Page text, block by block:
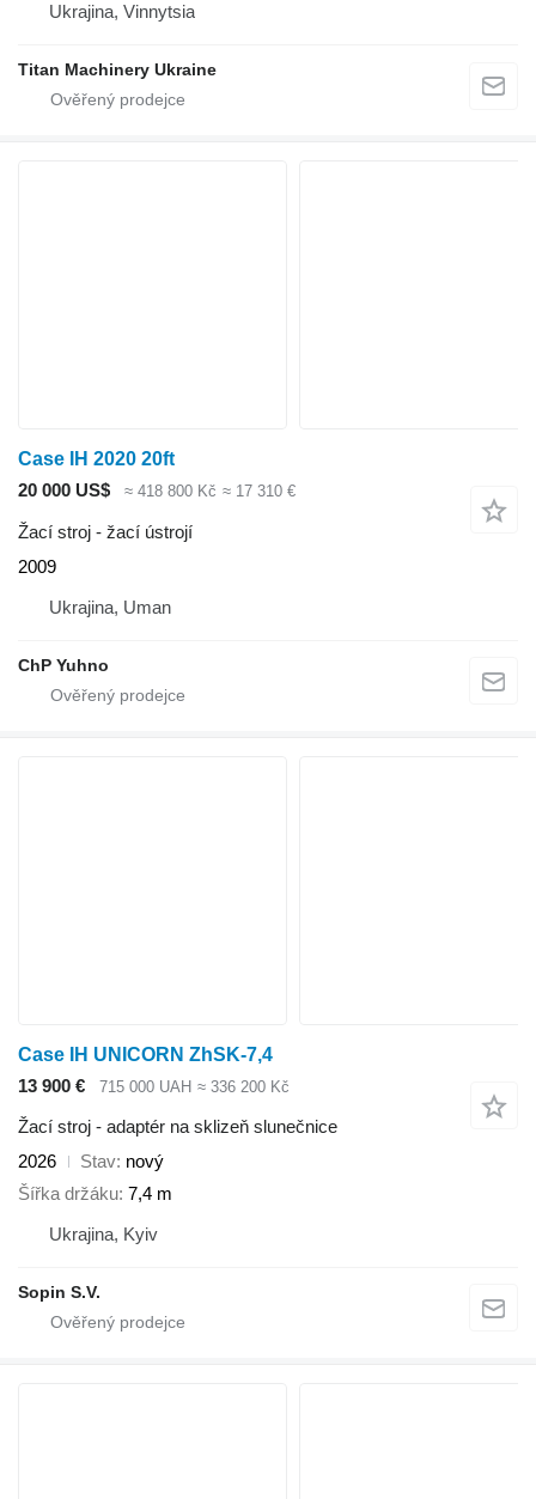
Ukrajina, Vinnytsia
Titan Machinery Ukraine
Case IH 2020 20ft
20 000 US$
≈ 418 800 Kč ≈ 17 310 €
Žací stroj - žací ústrojí
2009
Ukrajina, Uman
ChP Yuhno
Case IH UNICORN ZhSK-7,4
13 900 €
715 000 UAH ≈ 336 200 Kč
Žací stroj - adaptér na sklizeň slunečnice
2026
Stav nový
Šířka držáku 7,4 m
Ukrajina, Kyiv
Sopin S.V.